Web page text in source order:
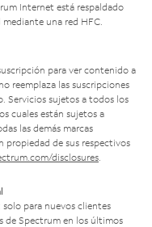
Internet está respaldado
una red HFC.
para ver contenido a
reemplaza las suscripciones
Servicios sujetos a todos los
cuales están sujetos a
las demás marcas
propiedad de sus respectivos
disclosures
para nuevos clientes
de Spectrum en los últimos